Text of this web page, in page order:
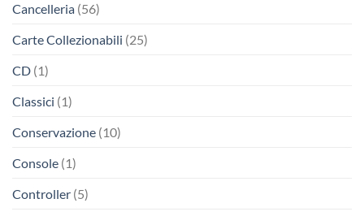
Cancelleria (56)
Carte Collezionabili (25)
CD (1)
Classici (1)
Conservazione (10)
Console (1)
Controller (5)